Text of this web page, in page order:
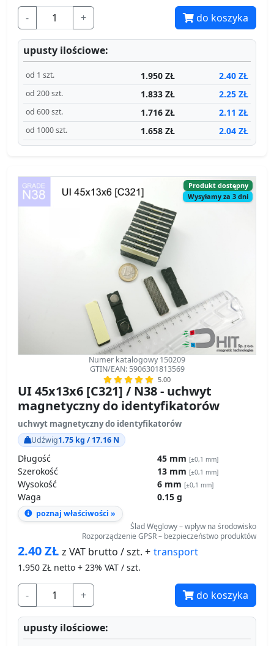
- + do koszyka
upusty ilościowe:
od 1 szt. 1.950 ZŁ 2.40 ZŁ
od 200 szt. 1.833 ZŁ 2.25 ZŁ
od 600 szt. 1.716 ZŁ 2.11 ZŁ
od 1000 szt. 1.658 ZŁ 2.04 ZŁ
Produkt dostępny
Wysyłamy za 3 dni
Numer katalogowy 150209
GTIN/EAN: 5906301813569
5.00
UI 45x13x6 [C321] / N38 - uchwyt
magnetyczny do identyfikatorów
uchwyt magnetyczny do identyfikatorów
Udźwig1.75 kg / 17.16 N
Długość 45 mm [±0,1 mm]
Szerokość 13 mm [±0,1 mm]
Wysokość 6 mm [±0,1 mm]
Waga 0.15 g
poznaj właściwości »
Ślad Węglowy – wpływ na środowisko
Rozporządzenie GPSR – bezpieczeństwo produktów
2.40ZŁ z VAT brutto / szt. + transport
1.950 ZŁ netto + 23% VAT / szt.
- + do koszyka
upusty ilościowe: